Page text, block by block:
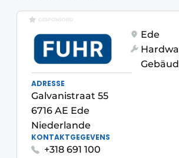
Meist gelesen
Podcasts
Datenschutz / Cookie-Erklärung
Profil | Plattform für Fenster,
Fassadentechnik, Sicherheit
Einladung zu einem
Profil
GESPONSORD
Ede
ADRESSE
Galvanistraat 55
6716 AE Ede
Niederlande
KONTAKTGEGEVENS
+318 691 100